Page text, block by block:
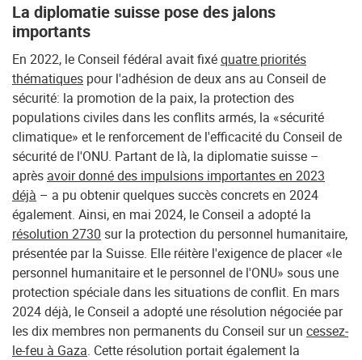
La diplomatie suisse pose des jalons
importants
En 2022, le Conseil fédéral avait fixéquatre priorités
thématiques pour l'adhésion de deux ans au Conseil de
sécurité: la promotion de la paix, la protection des
populations civiles dans les conflits armés, la «sécurité
climatique» et le renforcement de l'efficacité du Conseil de
sécurité de l'ONU. Partant de là, la diplomatie suisse –
après avoir donné des impulsions importantes en 2023
déjà – a pu obtenir quelques succès concrets en 2024
également. Ainsi, en mai 2024, le Conseil a adopté la
résolution 2730 sur la protection du personnel humanitaire,
présentée par la Suisse. Elle réitère l'exigence de placer «le
personnel humanitaire et le personnel de l'ONU» sous une
protection spéciale dans les situations de conflit. En mars
2024 déjà, le Conseil a adopté une résolution négociée par
les dix membres non permanents du Conseil sur un cessez-
le-feu à Gaza. Cette résolution portait également la